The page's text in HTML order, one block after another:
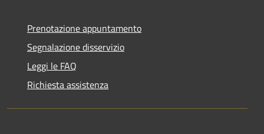
Prenotazione appuntamento
Segnalazione disservizio
Leggi le FAQ
Richiesta assistenza